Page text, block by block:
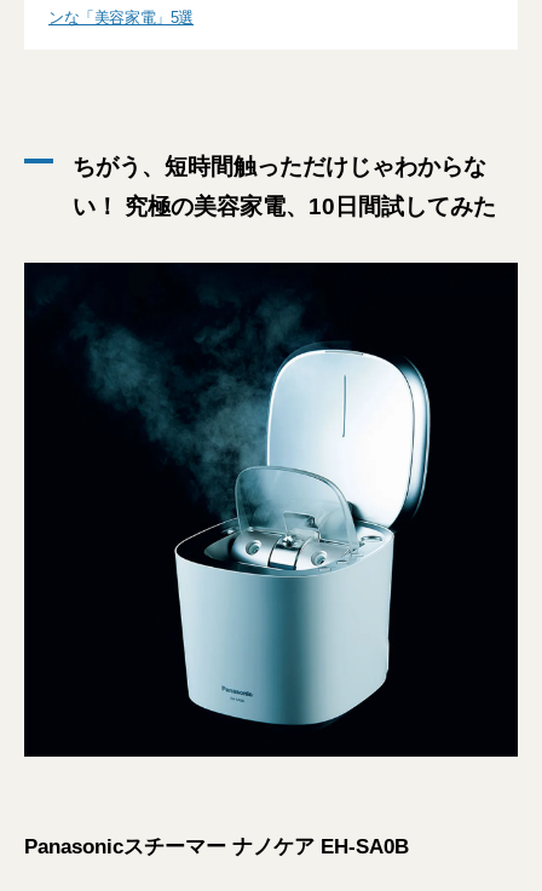
ンな「美容家電」5選
ちがう、短時間触っただけじゃわからな
い！ 究極の美容家電、10日間試してみた
Panasonicスチーマー ナノケア EH-SA0B